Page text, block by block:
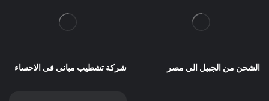
الشحن من الجبيل الي مصر شركة تشطيب مباني فى الاحساء